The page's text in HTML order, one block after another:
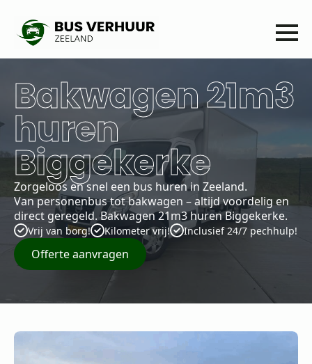
Bakwagen 21m3
huren
Biggekerke
Zorgeloos en snel een bus huren in Zeeland.
Van personenbus tot bakwagen – altijd voordelig en
direct geregeld. Bakwagen 21m3 huren Biggekerke.
Vrij van borg! Kilometer vrij! Inclusief 24/7 pechhulp!
Offerte aanvragen